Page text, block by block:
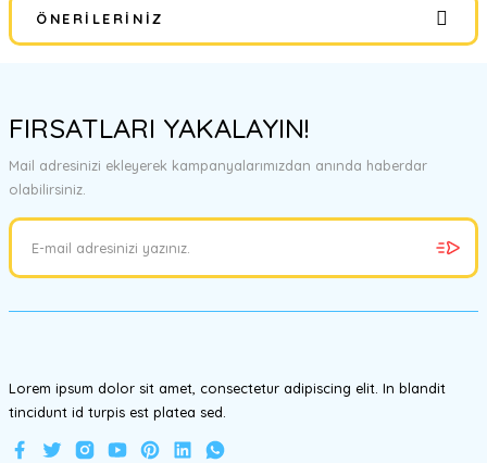
Yorum Yaz
ÖNERILERINIZ
tarafımıza iletebilirsiniz.
Görüş ve önerileriniz için teşekkür ederiz.
Ürün resmi kalitesiz, bozuk veya görüntülenemiyor.
Ürün bilgilerinde hatalar bulunuyor.
FIRSATLARI YAKALAYIN!
Mail adresinizi ekleyerek kampanyalarımızdan anında haberdar
olabilirsiniz.
Lorem ipsum dolor sit amet, consectetur adipiscing elit. In blandit
tincidunt id turpis est platea sed.